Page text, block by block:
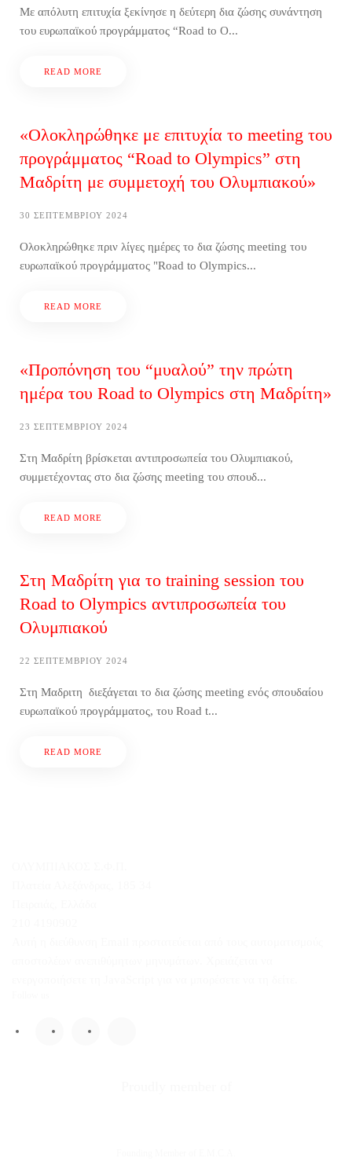
Με απόλυτη επιτυχία ξεκίνησε η δεύτερη δια ζώσης συνάντηση
του ευρωπαϊκού προγράμματος “Road to O...
READ MORE
«Ολοκληρώθηκε με επιτυχία το meeting του
προγράμματος “Road to Olympics” στη
Μαδρίτη με συμμετοχή του Ολυμπιακού»
30 ΣΕΠΤΕΜΒΡΊΟΥ 2024
Ολοκληρώθηκε πριν λίγες ημέρες το δια ζώσης meeting του
ευρωπαϊκού προγράμματος "Road to Olympics...
READ MORE
«Προπόνηση του “μυαλού” την πρώτη
ημέρα του Road to Olympics στη Μαδρίτη»
23 ΣΕΠΤΕΜΒΡΊΟΥ 2024
Στη Μαδρίτη βρίσκεται αντιπροσωπεία του Ολυμπιακού,
συμμετέχοντας στο δια ζώσης meeting του σπουδ...
READ MORE
‌Στη Μαδρίτη για το training session του
Road to Olympics αντιπροσωπεία του
Ολυμπιακού
22 ΣΕΠΤΕΜΒΡΊΟΥ 2024
Στη Μαδριτη διεξάγεται το δια ζώσης meeting ενός σπουδαίου
ευρωπαϊκού προγράμματος, του Road t...
READ MORE